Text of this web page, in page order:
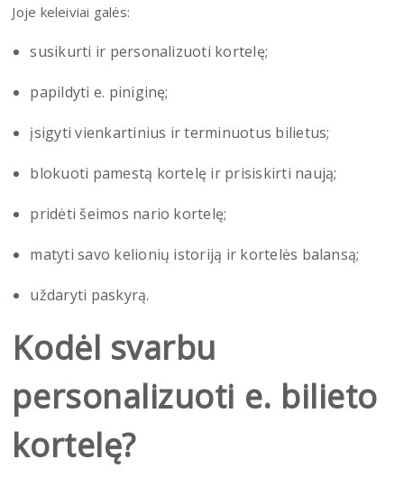
Joje keleiviai galės:
susikurti ir personalizuoti kortelę;
papildyti e. piniginę;
įsigyti vienkartinius ir terminuotus bilietus;
blokuoti pamestą kortelę ir prisiskirti naują;
pridėti šeimos nario kortelę;
matyti savo kelionių istoriją ir kortelės balansą;
uždaryti paskyrą.
Kodėl svarbu
personalizuoti e. bilieto
kortelę?